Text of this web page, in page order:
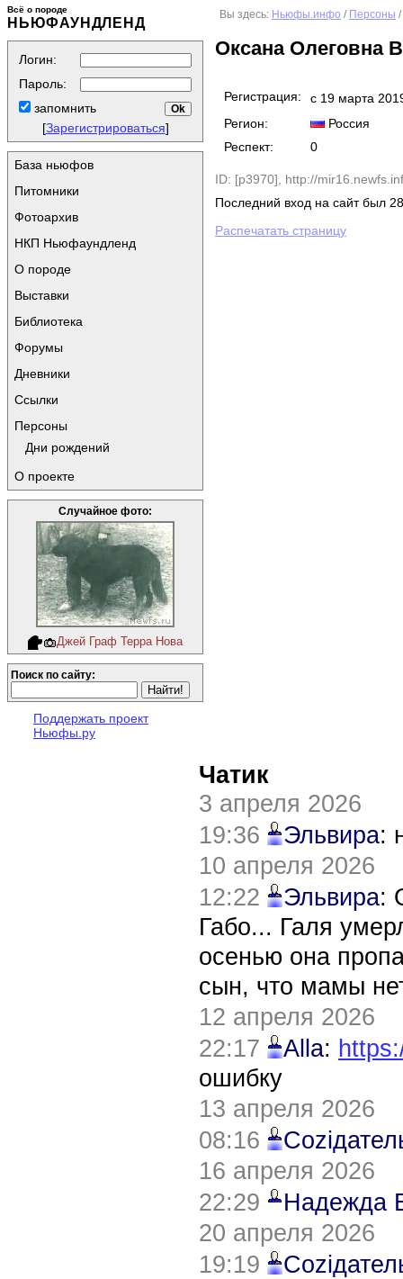
Всё о породе
НЬЮФАУНДЛЕНД
Логин:
Пароль:
запомнить
[Зарегистрироваться]
База ньюфов
Питомники
Фотоархив
НКП Ньюфаундленд
О породе
Выставки
Библиотека
Форумы
Дневники
Ссылки
Персоны
Дни рождений
О проекте
Случайное фото:
Джей Граф Терра Нова
Поиск по сайту:
Поддержать проект
Ньюфы.ру
Вы здесь: Ньюфы.инфо / Персоны /
Оксана Олеговна
Регистрация:
с 19 марта
Регион:
Россия
Респект:
0
ID: [p3970], http://
Последний вход на сайт был
Распечатать страницу
Чатик
3 апреля 2026
19:36
Эльвира:
10 апреля 2026
12:22
Эльвира:
Габо... Галя
осенью она
сын, что мамы
12 апреля 2026
22:17
Alla:
ошибку
13 апреля 2026
08:16
16 апреля 2026
22:29
Надежда
20 апреля 2026
19:19